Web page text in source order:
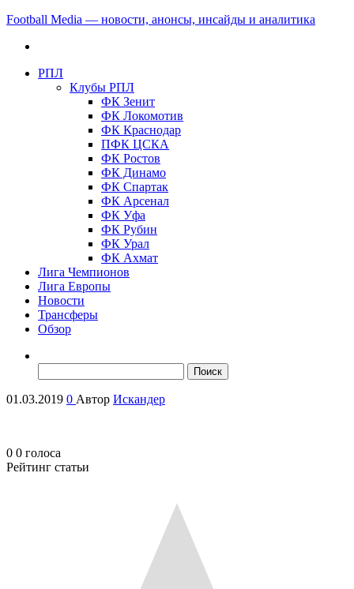
Football Media — новости, анонсы, инсайды и аналитика
РПЛ
Клубы РПЛ
ФК Зенит
ФК Локомотив
ФК Краснодар
ПФК ЦСКА
ФК Ростов
ФК Динамо
ФК Спартак
ФК Арсенал
ФК Уфа
ФК Рубин
ФК Урал
ФК Ахмат
Лига Чемпионов
Лига Европы
Новости
Трансферы
Обзор
01.03.2019 0 Автор Искандер
0 0 голоса
Рейтинг статьи